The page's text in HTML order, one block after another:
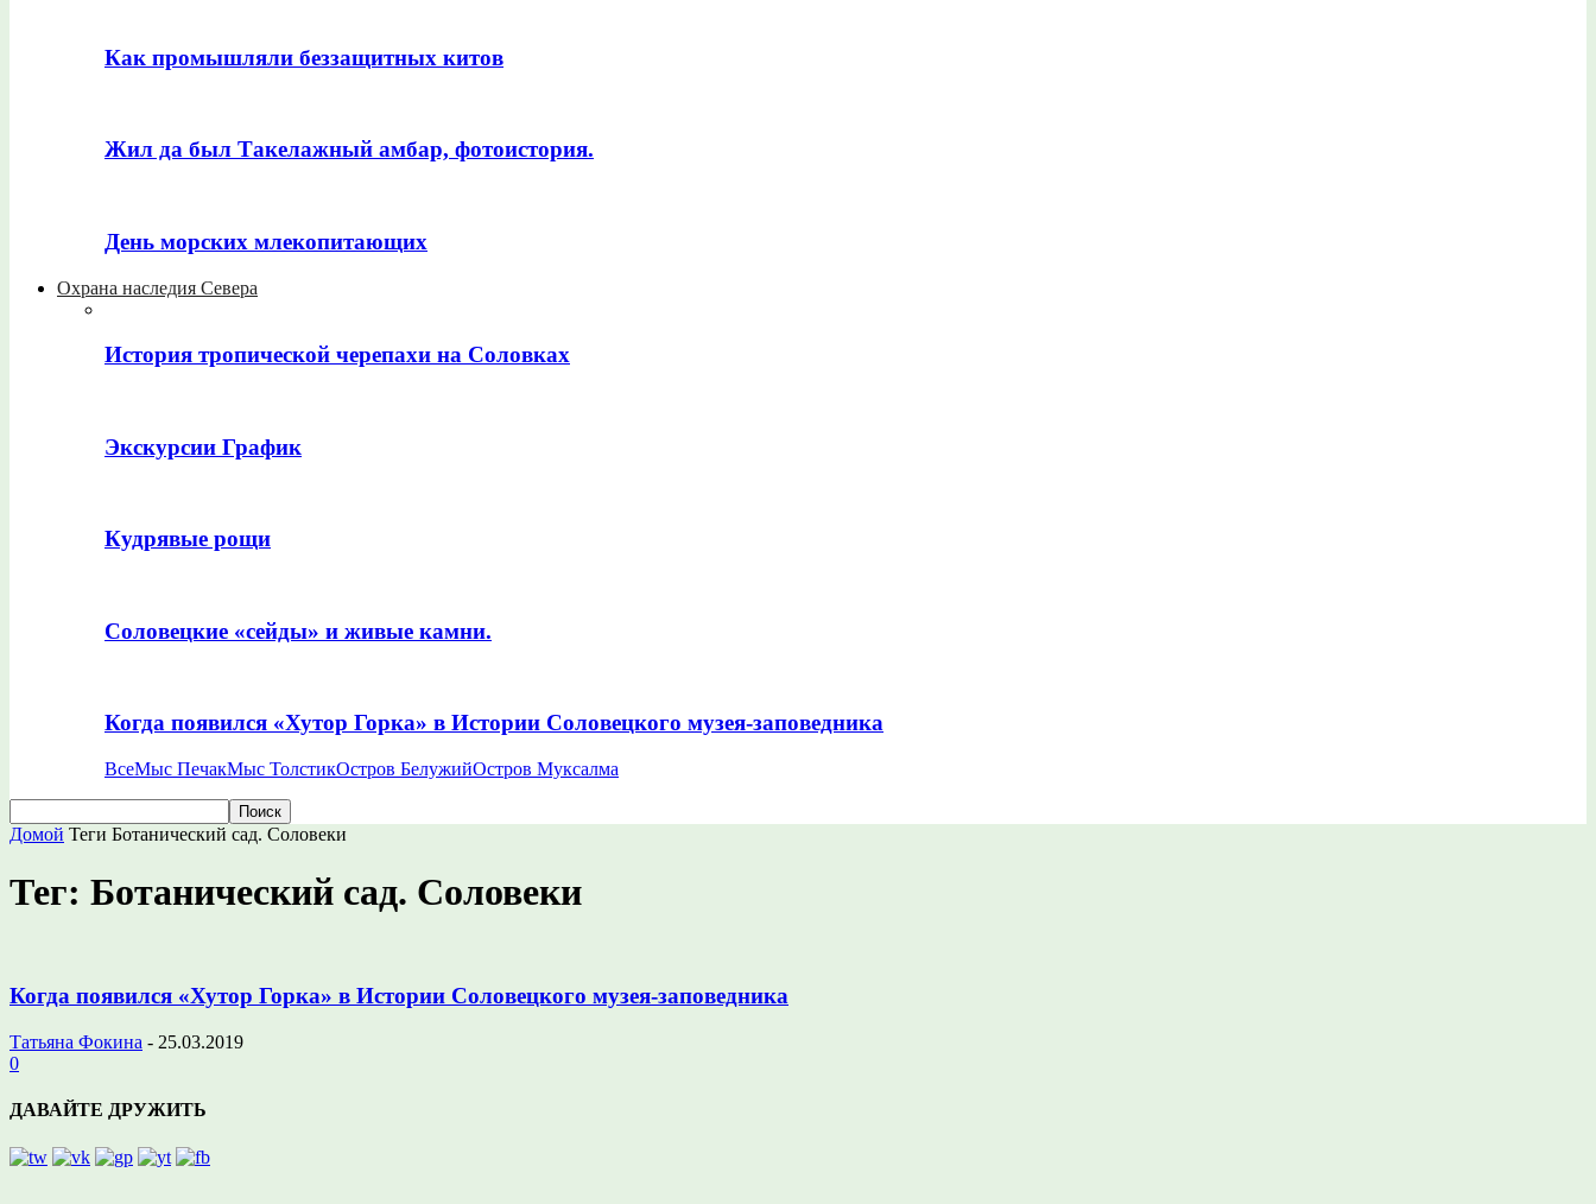
Как промышляли беззащитных китов
Жил да был Такелажный амбар, фотоистория.
День морских млекопитающих
Охрана наследия Севера
История тропической черепахи на Соловках
Экскурсии График
Кудрявые рощи
Соловецкие «сейды» и живые камни.
Когда появился «Хутор Горка» в Истории Соловецкого музея-заповедника
ВсеМыс ПечакМыс ТолстикОстров БелужийОстров Муксалма
Домой Теги Ботанический сад. Соловеки
Тег: Ботанический сад. Соловеки
Когда появился «Хутор Горка» в Истории Соловецкого музея-заповедника
Татьяна Фокина - 25.03.2019
0
ДАВАЙТЕ ДРУЖИТЬ